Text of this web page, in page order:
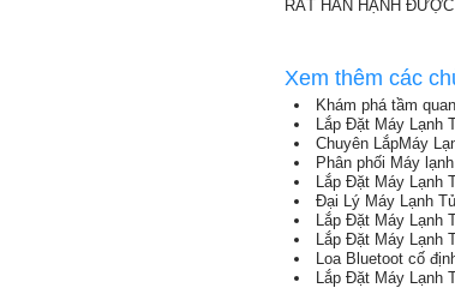
RẤT HÂN HẠNH
Xem thêm các
Khám phá tầm
Lắp Đặt Máy Lạnh
Chuyên LắpMáy
Phân phối Máy
Lắp Đặt Máy Lạnh
Đại Lý Máy Lạnh
Lắp Đặt Máy Lạnh
Lắp Đặt Máy Lạnh
Loa Bluetoot cố
Lắp Đặt Máy Lạnh